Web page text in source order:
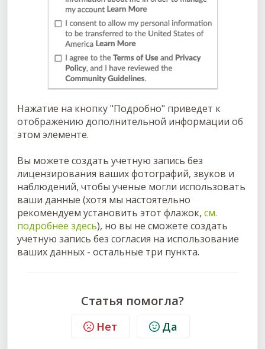
Нажатие на кнопку "Подробно" приведет к
отображению дополнительной информации об
этом элементе.
Вы можете создать учетную запись без
лицензирования ваших фотографий, звуков и
наблюдений, чтобы ученые могли использовать
ваши данные (хотя мы настоятельно
рекомендуем установить этот флажок, см.
подробнее здесь), но вы не сможете создать
учетную запись без согласия на использование
ваших данных - остальные три пункта.
Статья помогла?
Нет Да